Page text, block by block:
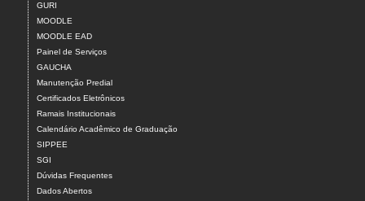
GURI
MOODLE
MOODLE EAD
Painel de Serviços
GAUCHA
Manutenção Predial
Certificados Eletrônicos
Ramais Institucionais
Calendário Acadêmico de Graduação
SIPPEE
SGI
Dúvidas Frequentes
Dados Abertos